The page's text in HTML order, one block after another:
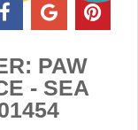
PAW
- SEA